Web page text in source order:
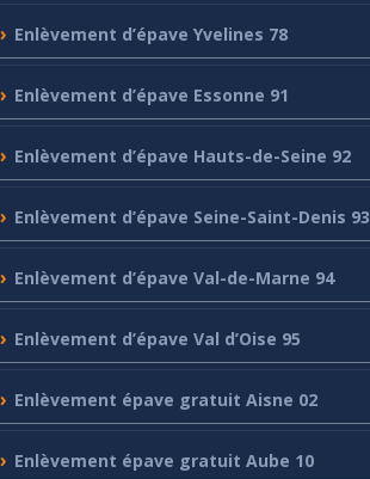
Enlèvement d’épave Yvelines 78
Enlèvement d’épave Essonne 91
Enlèvement d’épave Hauts-de-Seine 92
Enlèvement d’épave Seine-Saint-Denis 93
Enlèvement d’épave Val-de-Marne 94
Enlèvement d’épave Val d’Oise 95
Enlèvement épave gratuit Aisne 02
Enlèvement épave gratuit Aube 10